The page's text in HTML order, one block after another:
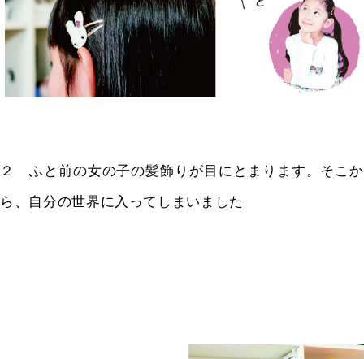
２ ふと前の女の子の髪飾りが目にとまります。そこか
ら、自分の世界に入ってしまいました